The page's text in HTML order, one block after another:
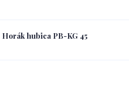
Horák hubica PB-KG 45